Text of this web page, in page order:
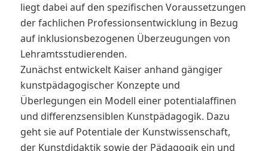
liegt dabei auf den spezifischen Voraussetzungen
der fachlichen Professionsentwicklung in Bezug
auf inklusionsbezogenen Überzeugungen von
Lehramtsstudierenden.
Zunächst entwickelt Kaiser anhand gängiger
kunstpädagogischer Konzepte und
Überlegungen ein Modell einer potentialaffinen
und differenzsensiblen Kunstpädagogik. Dazu
geht sie auf Potentiale der Kunstwissenschaft,
der Kunstdidaktik sowie der Pädagogik ein und